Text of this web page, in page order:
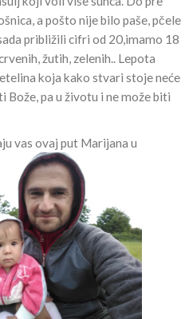
a pošto nije bilo paše, pčele
približili cifri od 20,imamo 18
žutih, zelenih.. Lepota
koja kako stvari stoje neće
Bože, pa u životu i ne može biti
vas ovaj put Marijana u